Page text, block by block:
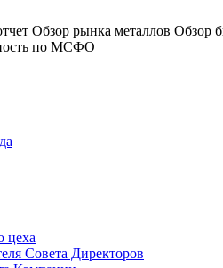
Обзор рынка металлов Обзор
по МСФО
цеха
Совета Директоров